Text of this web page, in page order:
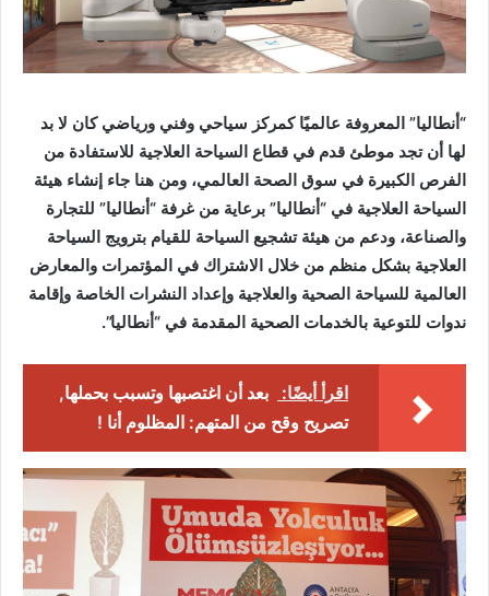
“أنطاليا” المعروفة عالميًا كمركز سياحي وفني ورياضي كان لا بد
لها أن تجد موطئ قدم في قطاع السياحة العلاجية للاستفادة من
الفرص الكبيرة في سوق الصحة العالمي، ومن هنا جاء إنشاء هيئة
السياحة العلاجية في “أنطاليا” برعاية من غرفة “أنطاليا” للتجارة
والصناعة، ودعم من هيئة تشجيع السياحة للقيام بترويج السياحة
العلاجية بشكل منظم من خلال الاشتراك في المؤتمرات والمعارض
العالمية للسياحة الصحية والعلاجية وإعداد النشرات الخاصة وإقامة
ندوات للتوعية بالخدمات الصحية المقدمة في “أنطاليا”.
اقرأ أيضًا:
بعد أن اغتصبها وتسبب بحملها,
تصريح وقح من المتهم: المظلوم أنا !